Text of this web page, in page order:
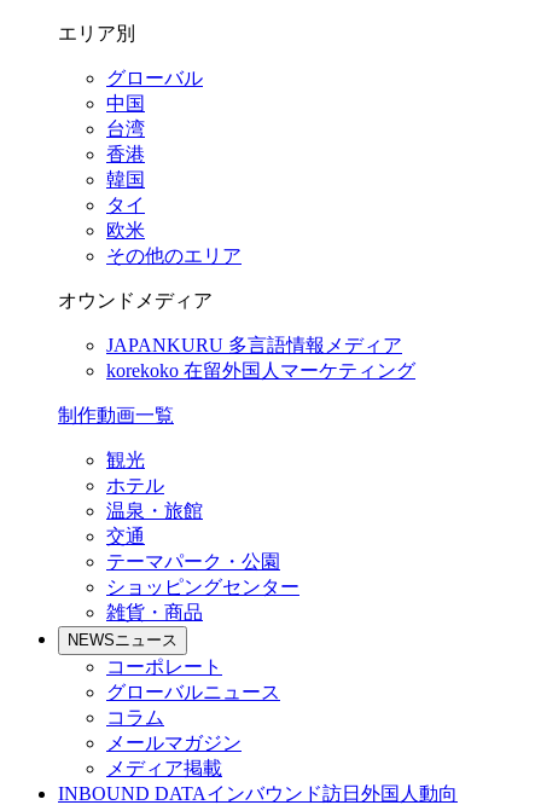
エリア別
グローバル
中国
台湾
香港
韓国
タイ
欧米
その他のエリア
オウンドメディア
JAPANKURU 多言語情報メディア
korekoko 在留外国人マーケティング
制作動画一覧
観光
ホテル
温泉・旅館
交通
テーマパーク・公園
ショッピングセンター
雑貨・商品
NEWS ニュース
コーポレート
グローバルニュース
コラム
メールマガジン
メディア掲載
INBOUND DATAインバウンド訪日外国人動向